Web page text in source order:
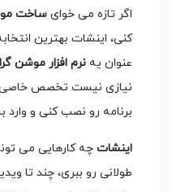
اگر تازه می خوای ساخت
کنی، اینشات بهترین
عنوان یه نرم افزار موشن
نیازی نیست تخصص خاصی
برنامه رو نصب کنی و وارد
اینشات چه کارهایی می
طولانی رو ببری، چند تا